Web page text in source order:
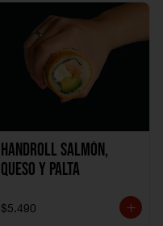
Handroll Salmón,
Queso y Palta
$5.490